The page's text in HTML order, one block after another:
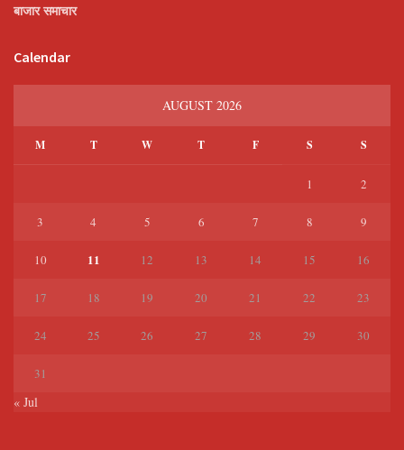
बाजार समाचार
Calendar
AUGUST 2026
M T W T F S S
1 2
3 4 5 6 7 8 9
10 11 12 13 14 15 16
17 18 19 20 21 22 23
24 25 26 27 28 29 30
31
« Jul